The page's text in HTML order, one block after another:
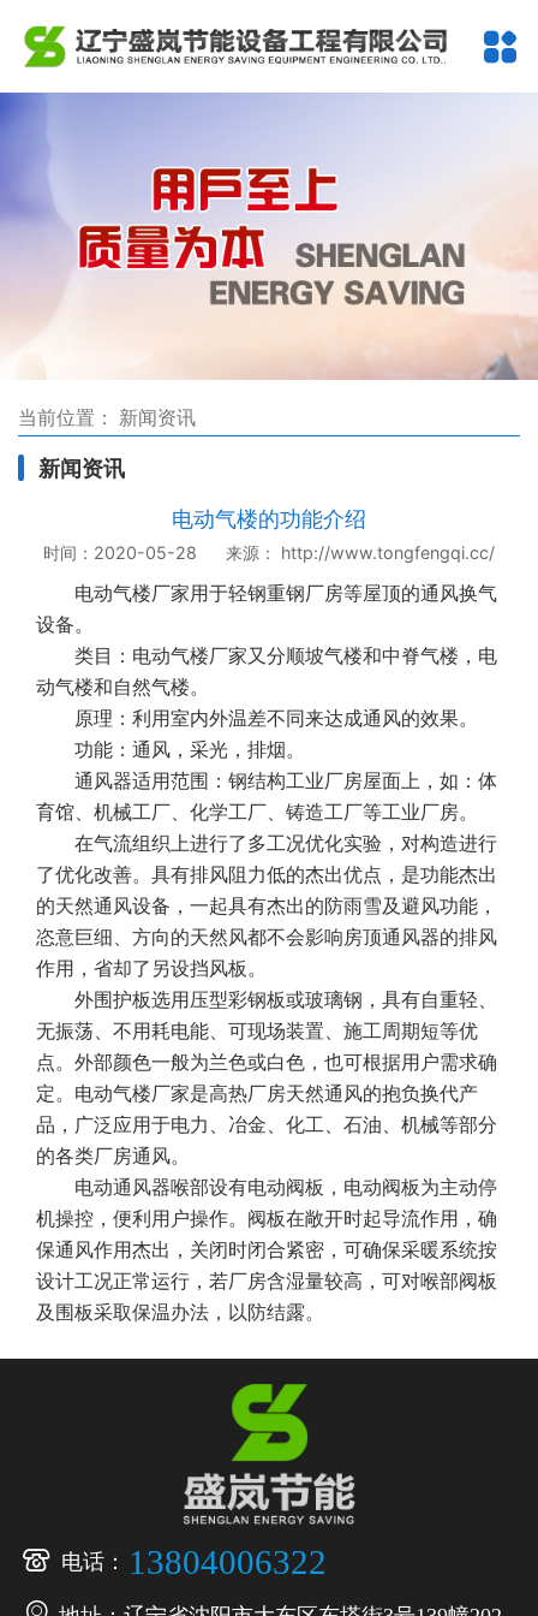
当前位置： 新闻资讯
新闻资讯
电动气楼的功能介绍
时间：2020-05-28 来源： http://www.tongfengqi.cc/
电动气楼厂家用于轻钢重钢厂房等屋顶的通风换气
设备。
类目：电动气楼厂家又分顺坡气楼和中脊气楼，电
动气楼和自然气楼。
原理：利用室内外温差不同来达成通风的效果。
功能：通风，采光，排烟。
通风器适用范围：钢结构工业厂房屋面上，如：体
育馆、机械工厂、化学工厂、铸造工厂等工业厂房。
在气流组织上进行了多工况优化实验，对构造进行
了优化改善。具有排风阻力低的杰出优点，是功能杰出
的天然通风设备，一起具有杰出的防雨雪及避风功能，
恣意巨细、方向的天然风都不会影响房顶通风器的排风
作用，省却了另设挡风板。
外围护板选用压型彩钢板或玻璃钢，具有自重轻、
无振荡、不用耗电能、可现场装置、施工周期短等优
点。外部颜色一般为兰色或白色，也可根据用户需求确
定。电动气楼厂家是高热厂房天然通风的抱负换代产
品，广泛应用于电力、冶金、化工、石油、机械等部分
的各类厂房通风。
电动通风器喉部设有电动阀板，电动阀板为主动停
机操控，便利用户操作。阀板在敞开时起导流作用，确
保通风作用杰出，关闭时闭合紧密，可确保采暖系统按
设计工况正常运行，若厂房含湿量较高，可对喉部阀板
及围板采取保温办法，以防结露。
 电话： 13804006322